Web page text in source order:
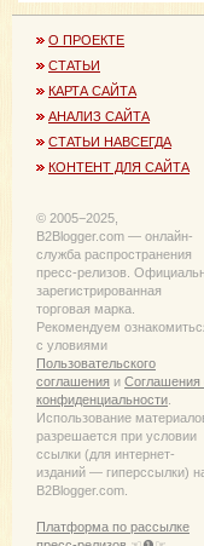
О ПРОЕКТЕ
СТАТЬИ
КАРТА САЙТА
АНАЛИЗ САЙТА
СТАТЬИ НАВСЕГДА
КОНТЕНТ ДЛЯ САЙТА
© 2005−2025,
B2Blogger.com — онлайн-
служба распространения
пресс-релизов.
зарегистрированная
торговая марка.
Рекомендуем
с уловиями
Пользовательского
соглашения и Соглашения
конфиденциальности
Использование
разрешается при условии
ссылки (для интернет-
изданий — гиперссылки)
B2Blogger.com.
Платформа по рассылке